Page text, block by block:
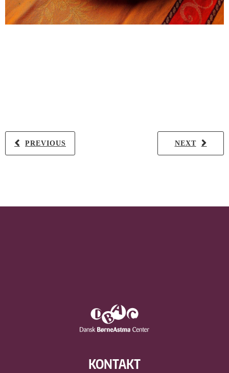
NEXT
PREVIOUS
KONTAKT